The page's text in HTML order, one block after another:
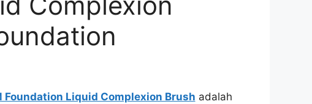
Foundation Liquid Complexion Brush adalah